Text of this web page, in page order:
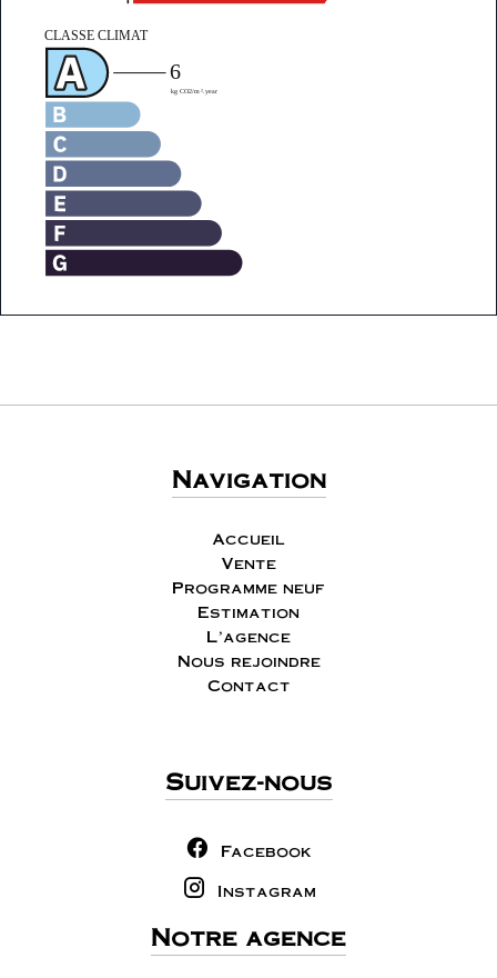
Navigation
Accueil
Vente
Programme neuf
Estimation
L'agence
Nous rejoindre
Contact
Suivez-nous
Facebook
Instagram
Notre agence